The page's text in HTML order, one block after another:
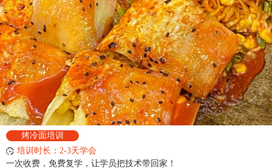
烤冷面培训
培训时长：2-3天学会
一次收费，免费复学，让学员把技术带回家！